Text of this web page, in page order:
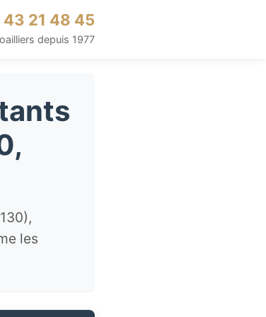
43 21 48 45
depuis 1977
les